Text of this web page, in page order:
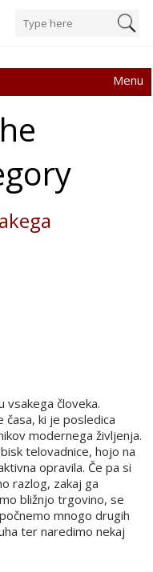
Menu
vsakega človeka.
časa, ki je posledica
modernega življenja.
telovadnice, hojo na
opravila. Če pa si
razlog, zakaj ga
bližnjo trgovino, se
mnogo drugih
ter naredimo nekaj